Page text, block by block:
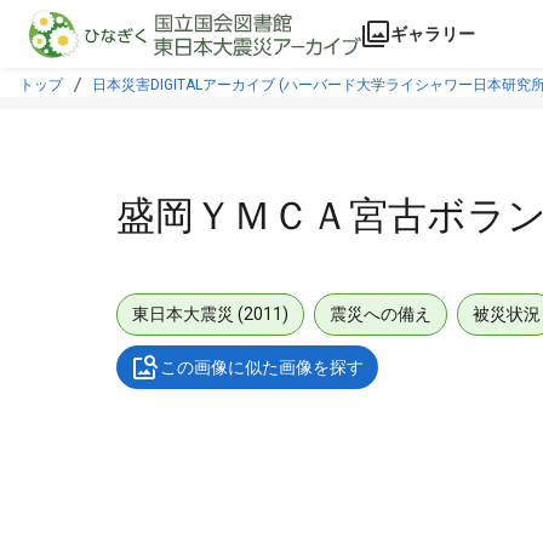
本文に飛ぶ
ギャラリー
トップ 日本災害DIGITALアーカイブ (ハーバード大学ライシャワー日本研究
盛岡ＹＭＣＡ宮古ボラ
東日本大震災 (2011) 震災への備え 被災状況
この画像に似た画像を探す